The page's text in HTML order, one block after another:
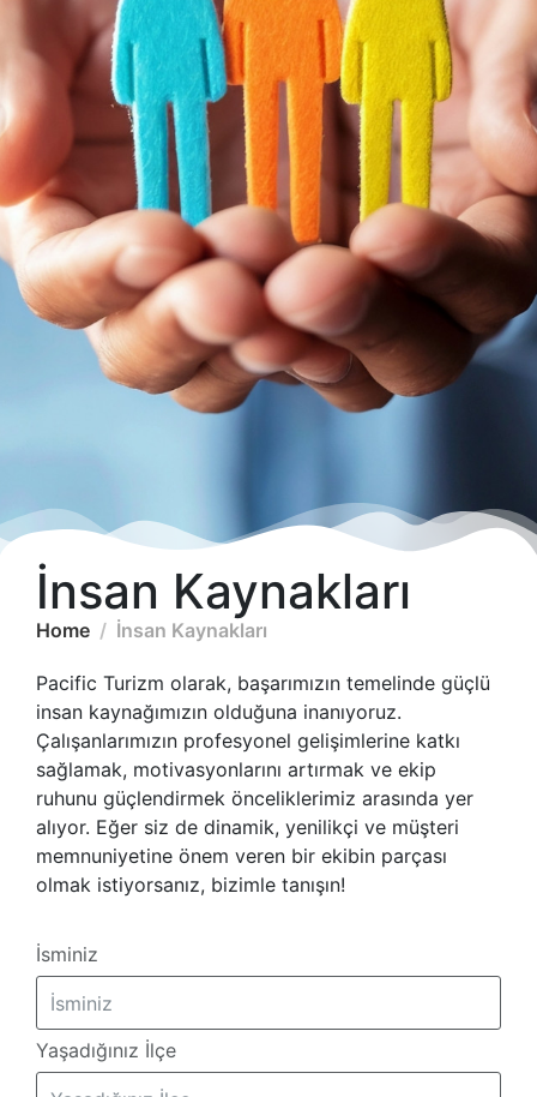
İnsan Kaynakları
Home İnsan Kaynakları
Pacific Turizm olarak, başarımızın temelinde güçlü
insan kaynağımızın olduğuna inanıyoruz.
Çalışanlarımızın profesyonel gelişimlerine katkı
sağlamak, motivasyonlarını artırmak ve ekip
ruhunu güçlendirmek önceliklerimiz arasında yer
alıyor. Eğer siz de dinamik, yenilikçi ve müşteri
memnuniyetine önem veren bir ekibin parçası
olmak istiyorsanız, bizimle tanışın!
İsminiz
Yaşadığınız İlçe